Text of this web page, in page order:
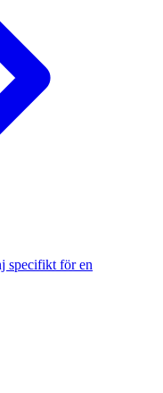
specifikt för en